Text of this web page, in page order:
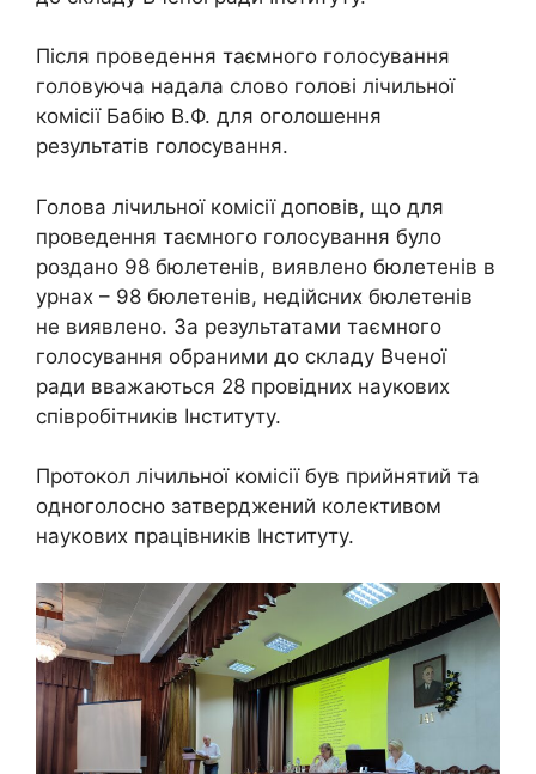
Після проведення таємного голосування
головуюча надала слово голові лічильної
комісії Бабію В.Ф. для оголошення
результатів голосування.
Голова лічильної комісії доповів, що для
проведення таємного голосування було
роздано 98 бюлетенів, виявлено бюлетенів в
урнах – 98 бюлетенів, недійсних бюлетенів
не виявлено. За результатами таємного
голосування обраними до складу Вченої
ради вважаються 28 провідних наукових
співробітників Інституту.
Протокол лічильної комісії був прийнятий та
одноголосно затверджений колективом
наукових працівників Інституту.